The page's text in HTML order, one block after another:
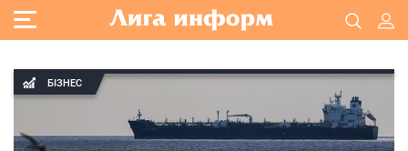
БІЗНЕС